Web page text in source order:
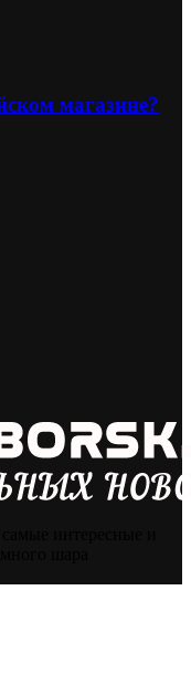
магазине?